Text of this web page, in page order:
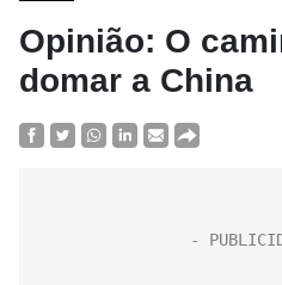
Opinião: O
domar a China